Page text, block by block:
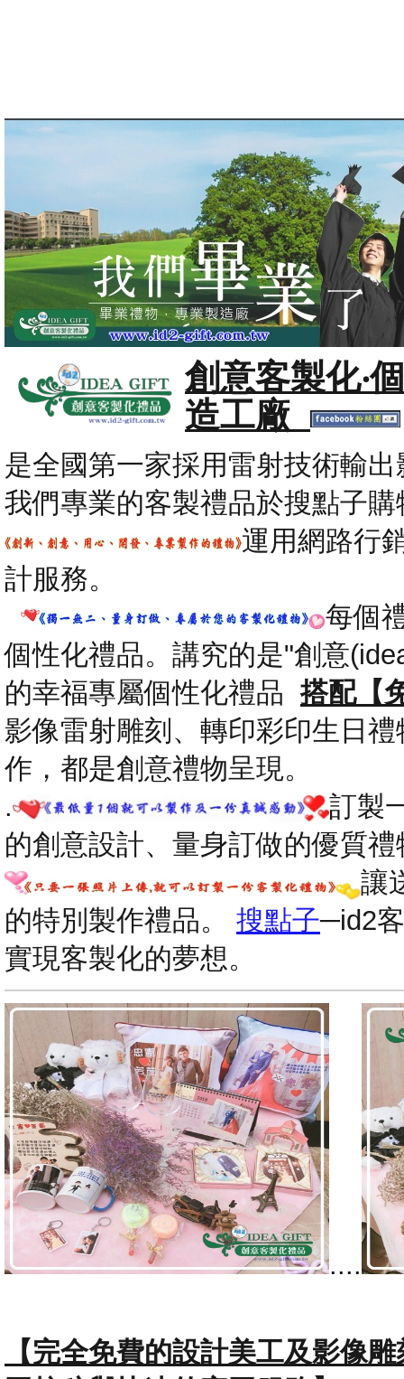
創意客製化‧
造工廠
是全國第一家採用雷射技術輸
我們專業的客製禮品於搜點子
運用網路行
計服務。
每個
個性化禮品。講究的是"創意
的幸福專屬個性化禮品搭配【
影像雷射雕刻、轉印彩印生日禮
作，都是創意禮物呈現。
.
訂製
的創意設計、量身訂做的優質禮
讓
的特別製作禮品。 搜點子─id2
實現客製化的夢想。
....
【完全免費的設計美工及影像